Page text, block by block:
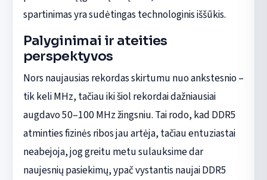
spartinimas yra sudėtingas technologinis iššūkis.
Palyginimai ir ateities
perspektyvos
Nors naujausias rekordas skirtumu nuo ankstesnio –
tik keli MHz, tačiau iki šiol rekordai dažniausiai
augdavo 50–100 MHz žingsniu. Tai rodo, kad DDR5
atminties fizinės ribos jau artėja, tačiau entuziastai
neabejoja, jog greitu metu sulauksime dar
naujesnių pasiekimų, ypač vystantis naujai DDR5